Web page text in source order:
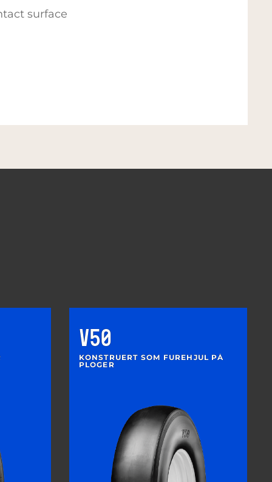
surface
V50
KONSTRUERT SOM FUREHJUL PÅ
PLOGER